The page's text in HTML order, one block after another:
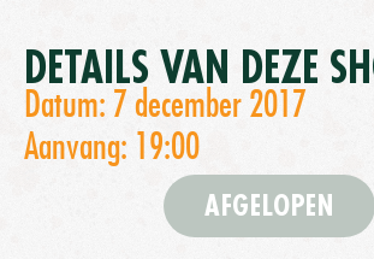
DETAILS VAN DEZE
Datum: 7 december 2017
Aanvang: 19:00
AFGELOPEN